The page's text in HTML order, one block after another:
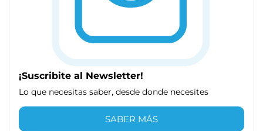
¡Suscribite al Newsletter!
Lo que necesitas saber, desde donde necesites
SABER MÁS